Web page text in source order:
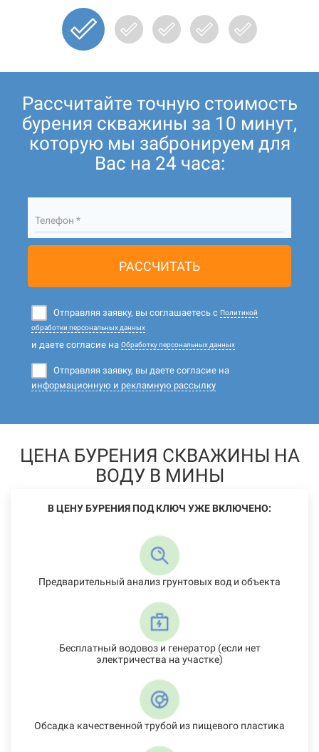
Рассчитайте точную стоимость
бурения скважины за 10 минут,
которую мы забронируем для
Вас на 24 часа:
Телефон *
РАССЧИТАТЬ
Отправляя заявку, вы соглашаетесь с Политикой
обработки персональных данных
и даете согласие на Обработку персональных данных
Отправляя заявку, вы даете согласие на
информационную и рекламную рассылку
ЦЕНА БУРЕНИЯ СКВАЖИНЫ НА
ВОДУ В МИНЫ
В ЦЕНУ БУРЕНИЯ ПОД КЛЮЧ УЖЕ ВКЛЮЧЕНО:
Предварительный анализ грунтовых вод и объекта
Бесплатный водовоз и генератор (если нет
электричества на участке)
Обсадка качественной трубой из пищевого пластика